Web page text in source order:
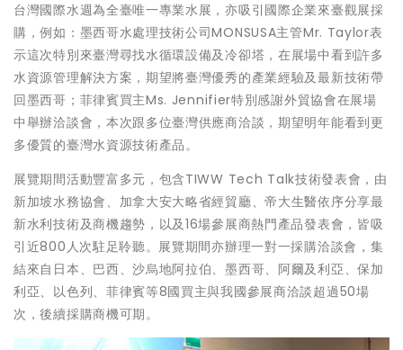
台灣國際水週為全臺唯一專業水展，亦吸引國際企業來臺觀展採
購，例如：墨西哥水處理技術公司MONSUSA主管Mr. Taylor表
示這次特別來臺灣尋找水循環設備及冷卻塔，在展場中看到許多
水資源管理解決方案，期望將臺灣優秀的產業經驗及最新技術帶
回墨西哥；菲律賓買主Ms. Jennifier特別感謝外貿協會在展場
中舉辦洽談會，本次跟多位臺灣供應商洽談，期望明年能看到更
多優質的臺灣水資源技術產品。
展覽期間活動豐富多元，包含TIWW Tech Talk技術發表會，由
新加坡水務協會、加拿大安大略省經貿廳、帝大生醫依序分享最
新水利技術及商機趨勢，以及16場參展商熱門產品發表會，皆吸
引近800人次駐足聆聽。展覽期間亦辦理一對一採購洽談會，集
結來自日本、巴西、沙烏地阿拉伯、墨西哥、阿爾及利亞、保加
利亞、以色列、菲律賓等8國買主與我國參展商洽談超過50場
次，後續採購商機可期。